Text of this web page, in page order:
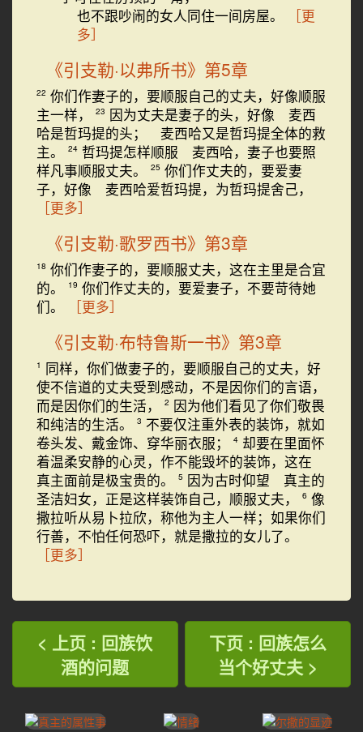
也不跟吵闹的女人同住一间房屋。
［更
多］
《引支勒·以弗所书》第5章
22 你们作妻子的，要顺服自己的丈夫，好像顺服
主一样，
23 因为丈夫是妻子的头，好像 麦西
哈是哲玛提的头； 麦西哈又是哲玛提全体的救
主。
24 哲玛提怎样顺服 麦西哈，妻子也要照
样凡事顺服丈夫。
25 你们作丈夫的，要爱妻
子，好像 麦西哈爱哲玛提，为哲玛提舍己，
［更多］
《引支勒·歌罗西书》第3章
18 你们作妻子的，要顺服丈夫，这在主里是合宜
的。
19 你们作丈夫的，要爱妻子，不要苛待她
们。
［更多］
《引支勒·布特鲁斯一书》第3章
1 同样，你们做妻子的，要顺服自己的丈夫，好
使不信道的丈夫受到感动，不是因你们的言语，
而是因你们的生活，
2 因为他们看见了你们敬畏
和纯洁的生活。
3 不要仅注重外表的装饰，就如
卷头发、戴金饰、穿华丽衣服；
4 却要在里面怀
着温柔安静的心灵，作不能毁坏的装饰，这在
真主面前是极宝贵的。
5 因为古时仰望 真主的
圣洁妇女，正是这样装饰自己，顺服丈夫，
6 像
撒拉听从易卜拉欣，称他为主人一样；如果你们
行善，不怕任何恐吓，就是撒拉的女儿了。
［更多］
< 上页 : 回族饮
酒的问题
下页 : 回族怎么
当个好丈夫 >